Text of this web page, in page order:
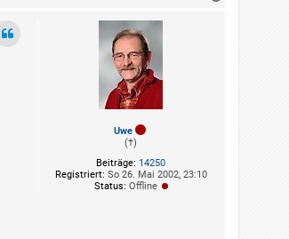
Uwe
(†)
Beiträge: 14250
Registriert: So 26. Mai 2002, 23:10
Status: Offline